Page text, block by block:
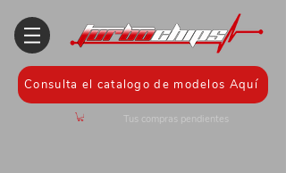
Consulta el catalogo de modelos Aquí
Tus compras pendientes